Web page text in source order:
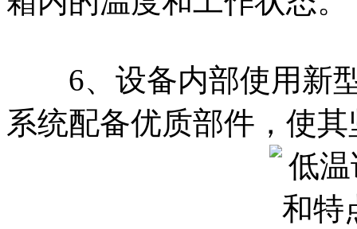
6、设备内部使用新型
系统配备优质部件，使